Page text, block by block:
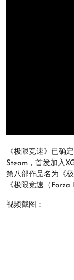
《极限竞速》已确
Steam，首发加入
第八部作品名为《
《极限竞速（
视频截图：